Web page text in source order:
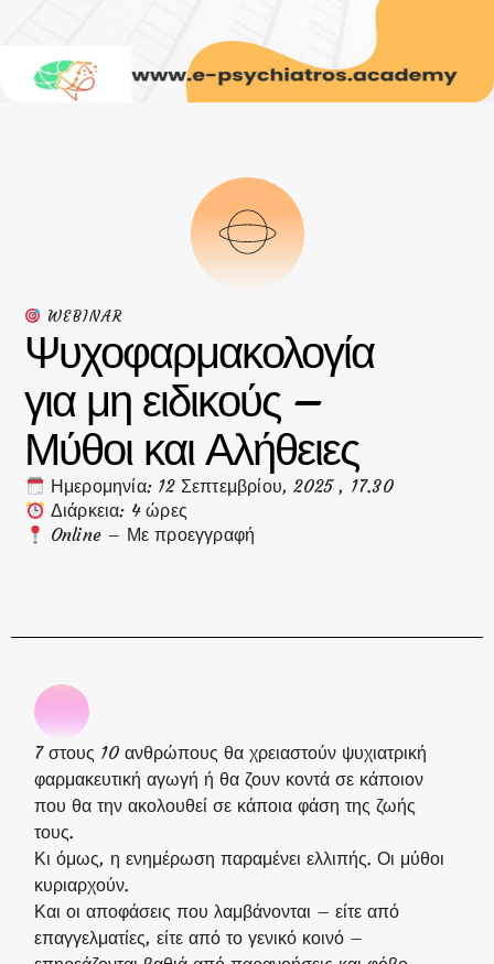
WEBINAR
Ψυχοφαρμακολογία
για μη ειδικούς –
Μύθοι και Αλήθειες
Ημερομηνία: 12 Σεπτεμβρίου, 2025 , 17.30
Διάρκεια: 4 ώρες
Online – Με προεγγραφή
7 στους 10 ανθρώπους θα χρειαστούν ψυχιατρική
φαρμακευτική αγωγή ή θα ζουν κοντά σε κάποιον
που θα την ακολουθεί σε κάποια φάση της ζωής
τους.
Κι όμως, η ενημέρωση παραμένει ελλιπής. Οι μύθοι
κυριαρχούν.
Και οι αποφάσεις που λαμβάνονται – είτε από
επαγγελματίες, είτε από το γενικό κοινό –